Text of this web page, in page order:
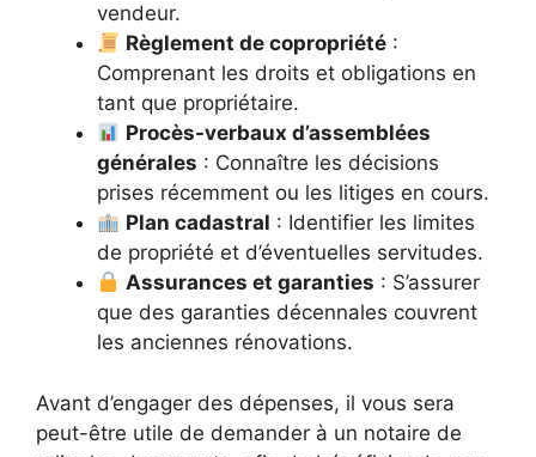
vendeur.
Règlement de copropriété :
Comprenant les droits et obligations en
tant que propriétaire.
Procès-verbaux d’assemblées
générales : Connaître les décisions
prises récemment ou les litiges en cours.
Plan cadastral : Identifier les limites
de propriété et d’éventuelles servitudes.
Assurances et garanties : S’assurer
que des garanties décennales couvrent
les anciennes rénovations.
Avant d’engager des dépenses, il vous sera
peut-être utile de demander à un notaire de